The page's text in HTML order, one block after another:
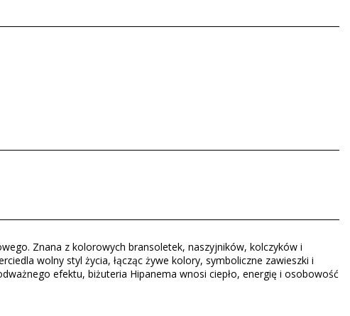
Znana z kolorowych bransoletek, naszyjników, kolczyków i
wolny styl życia, łącząc żywe kolory, symboliczne zawieszki i
efektu, biżuteria Hipanema wnosi ciepło, energię i osobowość